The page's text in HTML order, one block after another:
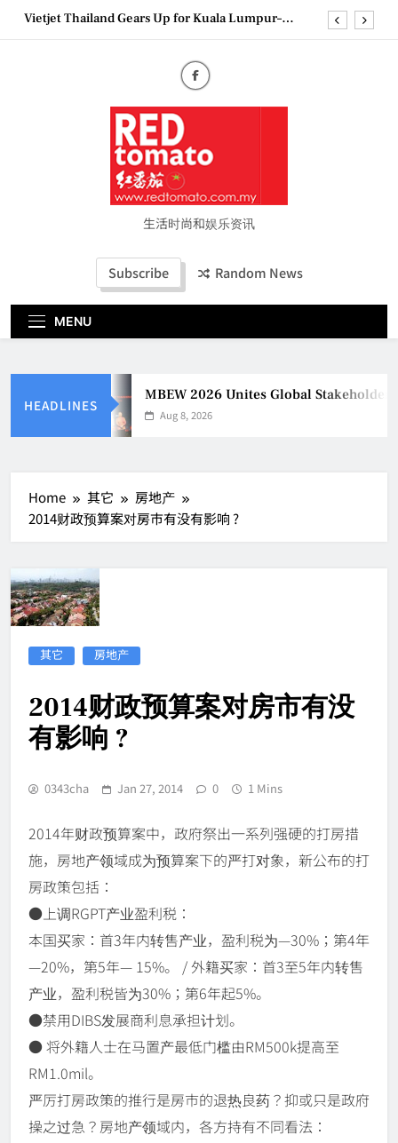
SkipVietjet Thailand Gears Up for Kuala Lumpur–
Couture Fashion Week Malaysia 2026– Press
MBEW 2026 Unites Global Stakeholders to Shape
the Future of Business Events
Vietjet Thailand Gears Up for Kuala Lumpur–
Bangkok Service Launch on9 October
Epson reinvents affordable printing with next-
generation EcoTank Series生活时尚和娱乐资讯
Subscribe Random News
MENU
HEADLINES
MBEW 2026 Unites Global
Aug 8, 2026
Home 其它
房地产
2014财政预算案对房市有没有影响 ?
其它 房地产
2014财政预算案对房市有没
有影响 ?
0343cha Jan 27, 2014 0 1 Mins
2014年财政预算案中，政府祭出一系列强硬的打房措
施，房地产领域成为预算案下的严打对象，新公布的打
房政策包括：
●上调RGPT产业盈利税：
本国买家：首3年内转售产业，盈利税为—30%；第4年
—20%，第5年​— 15%。 / 外籍买家：首3至5年内转售
产业，盈利税皆为30%；第6年起5%。
●禁用DIBS发展商利息承担计划。
● 将外籍人士在马置产最低门槛由RM500k提高至
RM1.0mil。
严厉打房政策的推行是房市的退热良药？抑或只是政府
操之过急？房地产领域内，各方持有不同看法：